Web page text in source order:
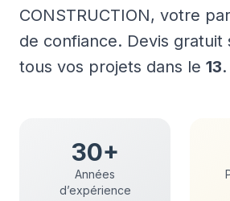
CONSTRUCTION, votre
de confiance. Devis gratuit
tous vos projets dans le 13.
30+
Années
d’expérience